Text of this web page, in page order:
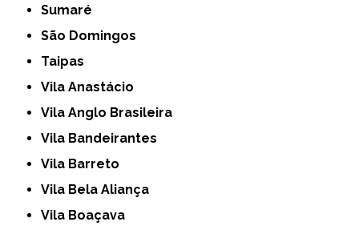
Sumaré
São Domingos
Taipas
Vila Anastácio
Vila Anglo Brasileira
Vila Bandeirantes
Vila Barreto
Vila Bela Aliança
Vila Boaçava